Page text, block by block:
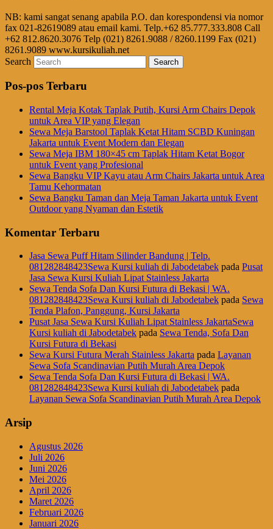
NB: kami sangat senang apabila P.O. dan korespondensi via nomor
fax 021-82619089 atau email kami. Telp.+62 85.777.333.808 Call
+62 812.8620.3076 Telp (021) 8261.9088 / 8260.1199 Fax (021)
8261.9089 www.kursikuliah.net
Search
Pos-pos Terbaru
Rental Meja Kotak Taplak Putih, Kursi Arm Chairs Depok
untuk Area VIP yang Elegan
Sewa Meja Barstool Taplak Ketat Hitam SCBD Kuningan
Jakarta untuk Event Modern dan Elegan
Sewa Meja IBM 180×45 cm Taplak Hitam Ketat Bogor
untuk Event yang Profesional
Sewa Bangku VIP Kayu atau Arm Chairs Jakarta untuk Area
Tamu Kehormatan
Sewa Bangku Taman dan Meja Taman Jakarta untuk Event
Outdoor yang Nyaman dan Estetik
Komentar Terbaru
Jasa Sewa Puff Hitam Silinder Bandung | Telp.
081282848423Sewa Kursi kuliah di Jabodetabek pada Pusat
Jasa Sewa Kursi Kuliah Lipat Stainless Jakarta
Sewa Tenda Sofa Dan Kursi Futura di Bekasi | WA.
081282848423Sewa Kursi kuliah di Jabodetabek pada Sewa
Tenda Plafon, Panggung, Kursi Jakarta
Pusat Jasa Sewa Kursi Kuliah Lipat Stainless JakartaSewa
Kursi kuliah di Jabodetabek pada Sewa Tenda, Sofa Dan
Kursi Futura di Bekasi
Sewa Kursi Futura Merah Stainless Jakarta pada Layanan
Sewa Sofa Scandinavian Putih Murah Area Depok
Sewa Tenda Sofa Dan Kursi Futura di Bekasi | WA.
081282848423Sewa Kursi kuliah di Jabodetabek pada
Layanan Sewa Sofa Scandinavian Putih Murah Area Depok
Arsip
Agustus 2026
Juli 2026
Juni 2026
Mei 2026
April 2026
Maret 2026
Februari 2026
Januari 2026